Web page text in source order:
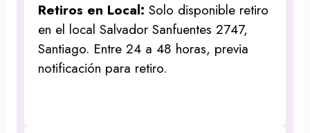
Retiros en Local:Solo disponible retiro
en el local Salvador Sanfuentes 2747,
Santiago. Entre 24 a 48 horas, previa
notificación para retiro.